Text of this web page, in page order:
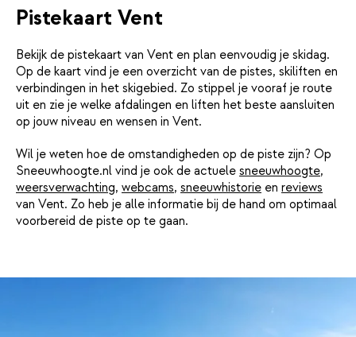
Pistekaart Vent
Bekijk de pistekaart van Vent en plan eenvoudig je skidag.
Op de kaart vind je een overzicht van de pistes, skiliften en
verbindingen in het skigebied. Zo stippel je vooraf je route
uit en zie je welke afdalingen en liften het beste aansluiten
op jouw niveau en wensen in Vent.
Wil je weten hoe de omstandigheden op de piste zijn? Op
Sneeuwhoogte.nl vind je ook de actuele sneeuwhoogte,
weersverwachting, webcams, sneeuwhistorie en reviews
van Vent. Zo heb je alle informatie bij de hand om optimaal
voorbereid de piste op te gaan.